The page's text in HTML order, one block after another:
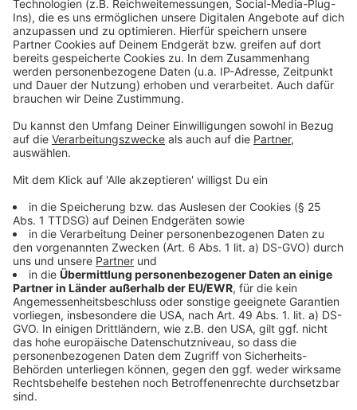
Enschede an. Zudem soll die Planung für die
Elektrifizierung dieser Verbindung aufgenommen
werden. Der Kreis Warendorf soll von der
Reaktivierung der WLE-Strecke zwischen Sendenhorst
und Münster und von einer engeren Taktung auf
anderen Strecken profitieren.
Anzeige
© Presseamt Münster
Sie stellten das Konzept "S-Bahn Münsterland" vor
(v.l.): Dr. Kai Zwicker (Landrat Borken), Dr. Olaf Gericke
(Landrat Warendorf), Oberbürgermeister Markus Lewe
(Münster), Dr. Klaus Effing (Landrat Steinfurt), Dr. Linus
Tepe (Kreisdirektor Coesfeld) und Joachim Künzel
(Geschäftsführer NWL).
Anzeige
Die Verbandsversammlung des NWL wird am 5.